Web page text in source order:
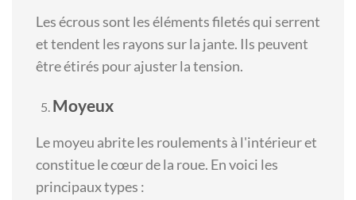
Les écrous sont les éléments filetés qui serrent
et tendent les rayons sur la jante. Ils peuvent
être étirés pour ajuster la tension.
Moyeux
Le moyeu abrite les roulements à l'intérieur et
constitue le cœur de la roue. En voici les
principaux types :